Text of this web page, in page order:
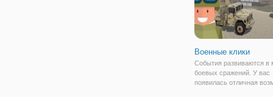
Военные клики
События развиваются в
боевых сражений. У вас
появилась отличная